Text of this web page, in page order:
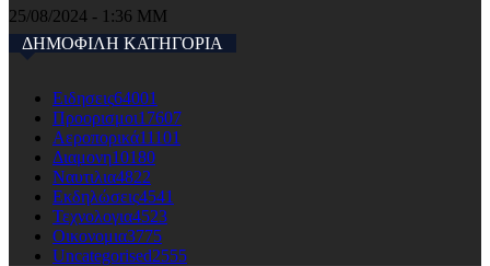
25/08/2024 - 1:36 ΜΜ
ΔΗΜΟΦΙΛΗ ΚΑΤΗΓΟΡΙΑ
Ειδησεις64001
Προορισμοι17607
Αεροπορικά11101
Διαμονη10180
Ναυτιλια4822
Εκδηλώσεις4541
Τεχνολογια4523
Οικονομια3775
Uncategorised2555